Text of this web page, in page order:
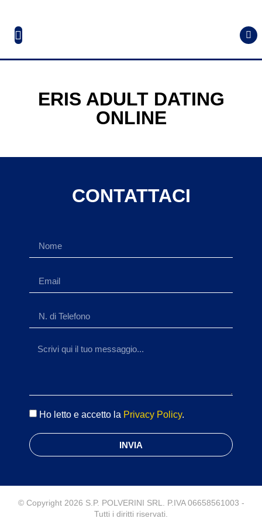
ERIS ADULT DATING
ONLINE
CONTATTACI
Ho letto e accetto la Privacy Policy.
INVIA
© Copyright 2026 S.P. POLVERINI SRL. P.IVA 06658561003 -
Tutti i diritti riservati.